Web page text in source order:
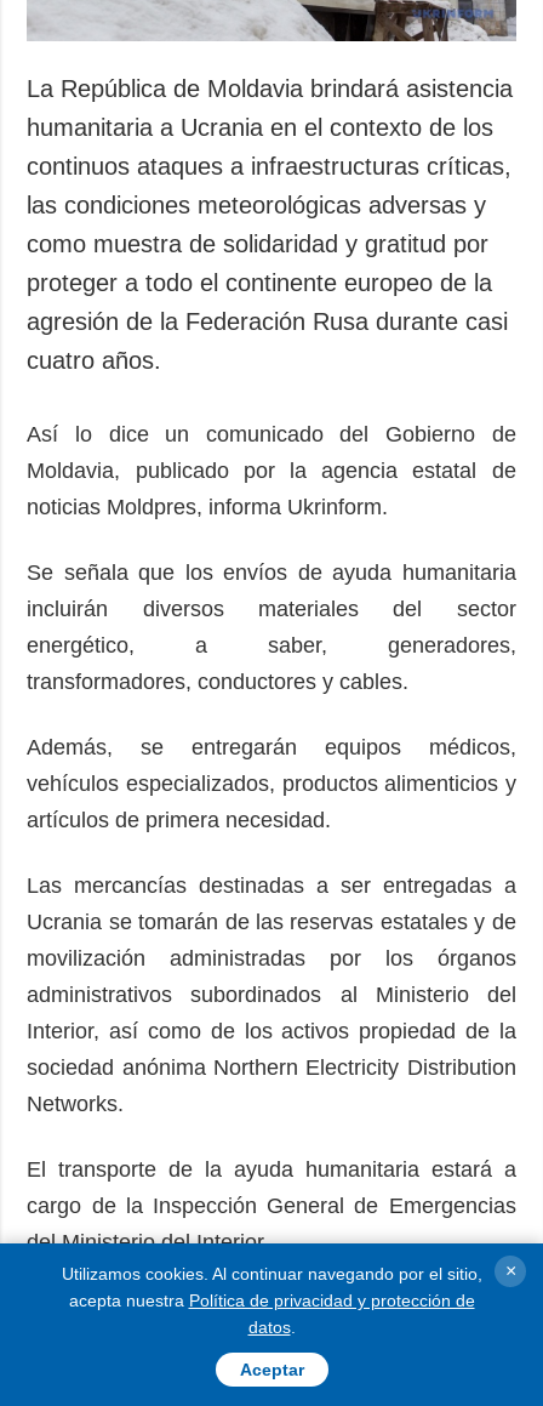
La República de Moldavia brindará asistencia
humanitaria a Ucrania en el contexto de los
continuos ataques a infraestructuras críticas,
las condiciones meteorológicas adversas y
como muestra de solidaridad y gratitud por
proteger a todo el continente europeo de la
agresión de la Federación Rusa durante casi
cuatro años.
Así lo dice un comunicado del Gobierno de
Moldavia, publicado por la agencia estatal de
noticias Moldpres, informa Ukrinform.
Se señala que los envíos de ayuda humanitaria
incluirán diversos materiales del sector
energético, a saber, generadores,
transformadores, conductores y cables.
Además, se entregarán equipos médicos,
vehículos especializados, productos alimenticios y
artículos de primera necesidad.
Las mercancías destinadas a ser entregadas a
Ucrania se tomarán de las reservas estatales y de
movilización administradas por los órganos
administrativos subordinados al Ministerio del
Interior, así como de los activos propiedad de la
sociedad anónima Northern Electricity Distribution
Networks.
El transporte de la ayuda humanitaria estará a
cargo de la Inspección General de Emergencias
del Ministerio del Interior.
“Al aprobar esta asistencia, el gobierno expresa
su apoyo al pueblo ucraniano. Ante los desafíos
causados ​​por la agresión de la Federación Rusa,
Utilizamos cookies. Al continuar navegando por el sitio,
acepta nuestra Política de privacidad y protección de
datos.
Aceptar
×